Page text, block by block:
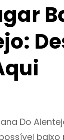
Do